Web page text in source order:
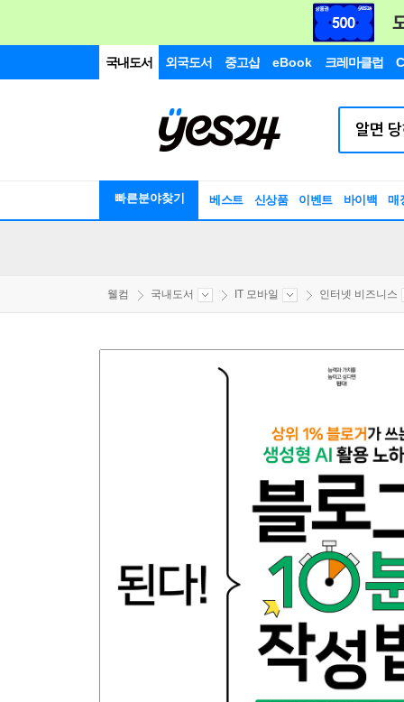
국내도서 외국도서 중고샵 eBook 크레마클럽
빠른분야찾기 베스트 신상품 이벤트 바이백 매
웰컴 국내도서 IT 모바일 인터넷 비즈니스